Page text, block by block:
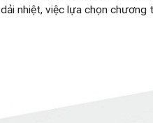
dải nhiệt, việc lựa chọn chương